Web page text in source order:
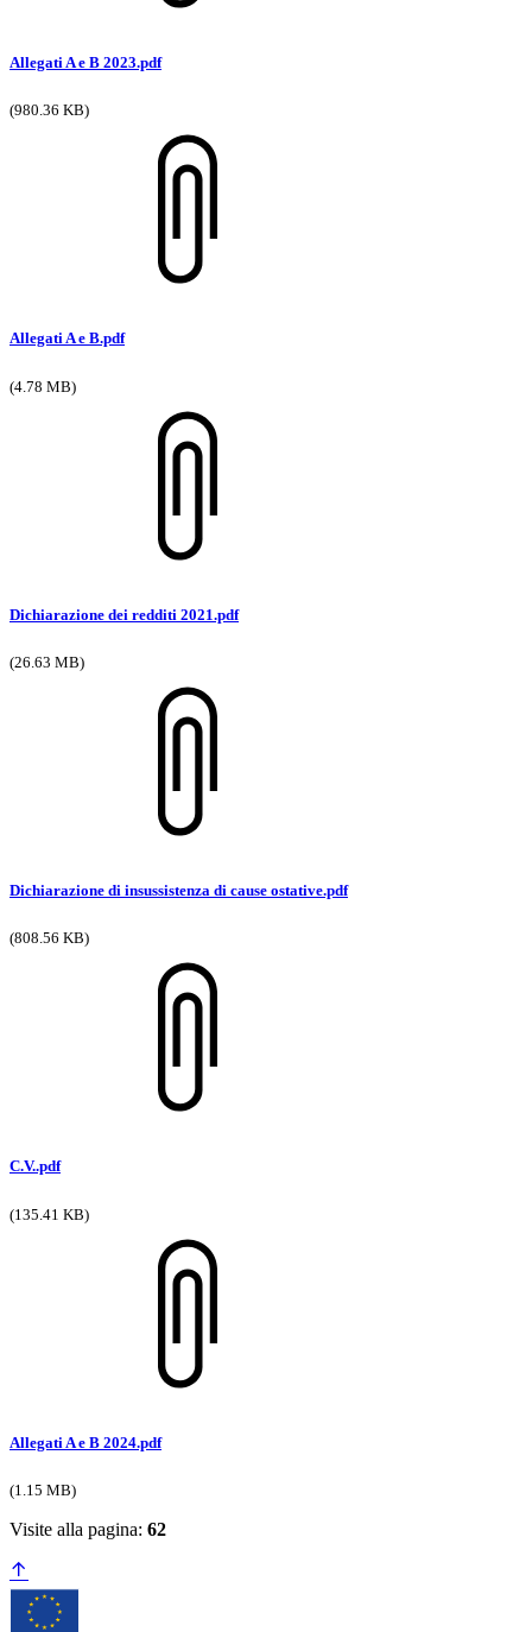
Allegati A e B 2023.pdf
(980.36 KB)
Allegati A e B.pdf
(4.78 MB)
Dichiarazione dei redditi 2021.pdf
(26.63 MB)
Dichiarazione di insussistenza di cause ostative.pdf
(808.56 KB)
C.V..pdf
(135.41 KB)
Allegati A e B 2024.pdf
(1.15 MB)
Visite alla pagina: 62